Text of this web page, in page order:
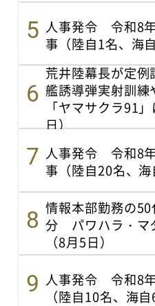
人事発令 令和8
事（陸自1名、海
荒井陸幕長が定
艦誘導弾実射訓練
「ヤマサクラ91
日）
人事発令 令和8
事（陸自20名、海
情報本部勤務の
分 パワハラ・マ
（8月5日）
人事発令 令和8
（陸自10名、海